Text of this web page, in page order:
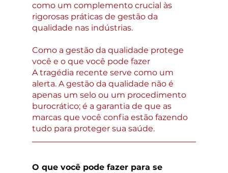
como um complemento crucial às
rigorosas práticas de gestão da
qualidade nas indústrias.
Como a gestão da qualidade protege
você e o que você pode fazer
A tragédia recente serve como um
alerta. A gestão da qualidade não é
apenas um selo ou um procedimento
burocrático; é a garantia de que as
marcas que você confia estão fazendo
tudo para proteger sua saúde.
O que você pode fazer para se